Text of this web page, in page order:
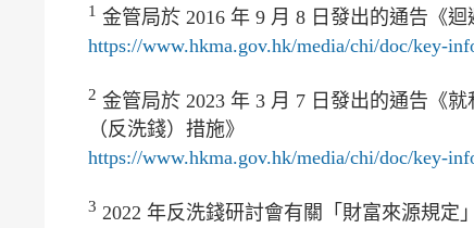
1 金管局於 2016 年 9 月 8 日發出的通告《迴
https://www.hkma.gov.hk/media/chi/doc/key-
2 金管局於 2023 年 3 月 7 日發出的通告《
（反洗錢）措施》
https://www.hkma.gov.hk/media/chi/doc/key-
3 2022 年反洗錢研討會有關「財富來源規定